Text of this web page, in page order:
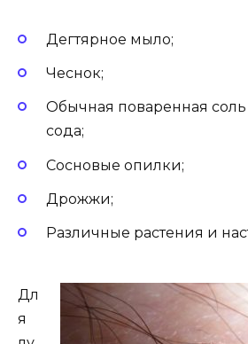
Дегтярное мыло;
Чеснок;
Обычная поваренная
сода;
Сосновые опилки;
Дрожжи;
Различные растения и
Дл
я